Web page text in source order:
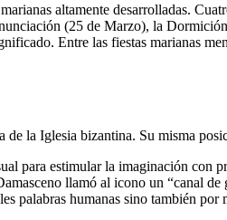
altamente desarrolladas.
(25 de Marzo), la
Entre las fiestas marianas
la Iglesia bizantina. Su misma
para estimular la imaginación con
llamó al icono un “canal
palabras humanas sino también por